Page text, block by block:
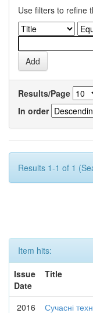
Use filters to refine
Results/Page
In order
Results 1-1 of 1
Item hits:
Issue
Date
Title
2016
Сучасні